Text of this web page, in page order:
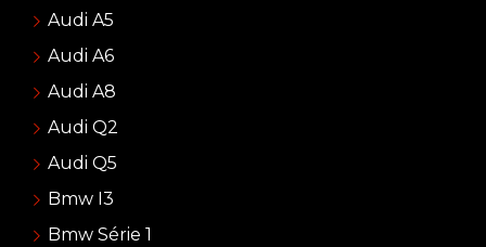
Audi A5
Audi A6
Audi A8
Audi Q2
Audi Q5
Bmw I3
Bmw Série 1